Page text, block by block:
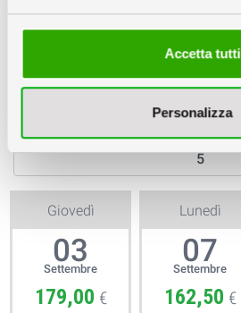
Accetta tutti
Personalizza
Optional:
3 Scegli la quantità e la data
Giovedì
03
Settembre
179,00 €
Lunedì
07
Settembre
162,50 €